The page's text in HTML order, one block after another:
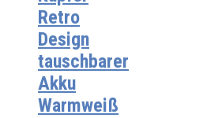
Retro
Design
tauschbarer
Akku
Warmweiß